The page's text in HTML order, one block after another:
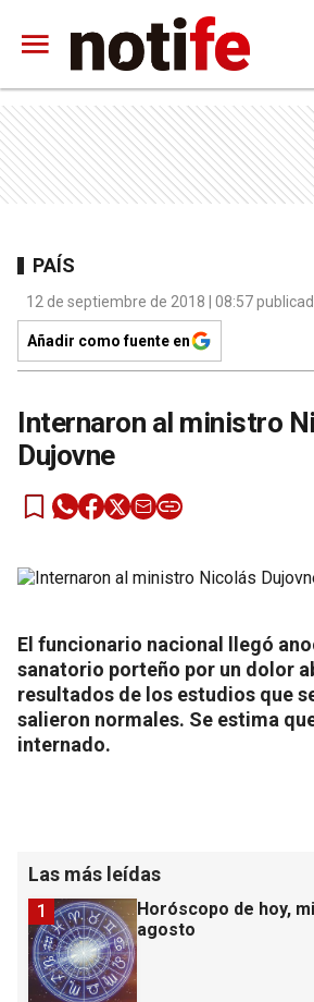
PAÍS
12 de septiembre de 2018 | 08:57
Añadir como fuente en
Internaron al ministro
Dujovne
El funcionario nacional llegó
sanatorio porteño por un dolor
resultados de los estudios que
salieron normales. Se estima
internado.
Las más leídas
Horóscopo de hoy,
agosto
1